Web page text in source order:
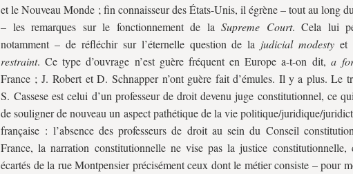
et le Nouveau Monde ; fin connaisseur des États-Unis, il égrène – tout au long
– les remarques sur le fonctionnement de laSupreme Court. Cela lui
notamment – de réfléchir sur l’éternelle question de la judicial modesty
restraint. Ce type d’ouvrage n’est guère fréquent en Europe a-t-on dit, a
France ; J. Robert et D. Schnapper n’ont guère fait d’émules. Il y a plus. Le
S. Cassese est celui d’un professeur de droit devenu juge constitutionnel, ce
de souligner de nouveau un aspect pathétique de la vie politique/juridique/
française : l’absence des professeurs de droit au sein du Conseil
France, la narration constitutionnelle ne vise pas la justice constitutionnelle,
écartés de la rue Montpensier précisément ceux dont le métier consiste – pour